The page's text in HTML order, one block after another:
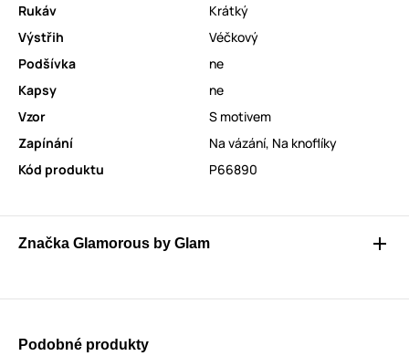
Rukáv
Krátký
Výstřih
Véčkový
Podšívka
ne
Kapsy
ne
Vzor
S motivem
Zapínání
Na vázání, Na knoflíky
Kód produktu
P66890
Značka Glamorous by Glam
Podobné produkty